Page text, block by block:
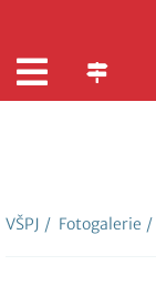
VŠPJ / Fotogalerie /